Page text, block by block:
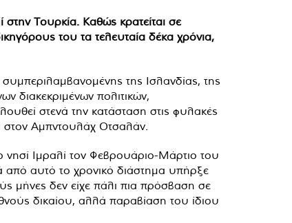
Τουρκία. Καθώς κρατείται σε
του τα τελευταία δέκα χρόνια,
της Ισλανδίας, της
διακεκριμένων πολιτικών,
στενά την κατάσταση στις φυλακές
στον Αμπντουλάχ Οτσαλάν.
Ιμραλί τον Φεβρουάριο-Μάρτιο του
από αυτό το χρονικό διάστημα υπήρξε
μήνες δεν είχε πάλι πια πρόσβαση σε
δικαίου, αλλά παραβίαση του ίδιου